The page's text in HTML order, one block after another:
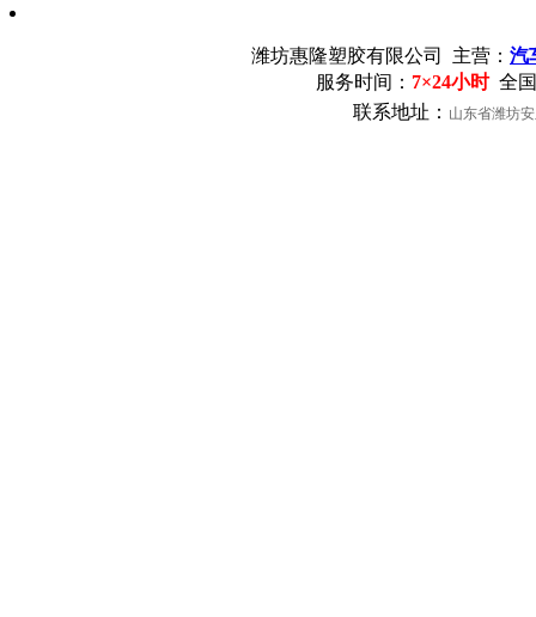
潍坊惠隆塑胶有限公司 主营： 汽
服务时间： 7×24小时全国
联系地址： 山东省潍坊